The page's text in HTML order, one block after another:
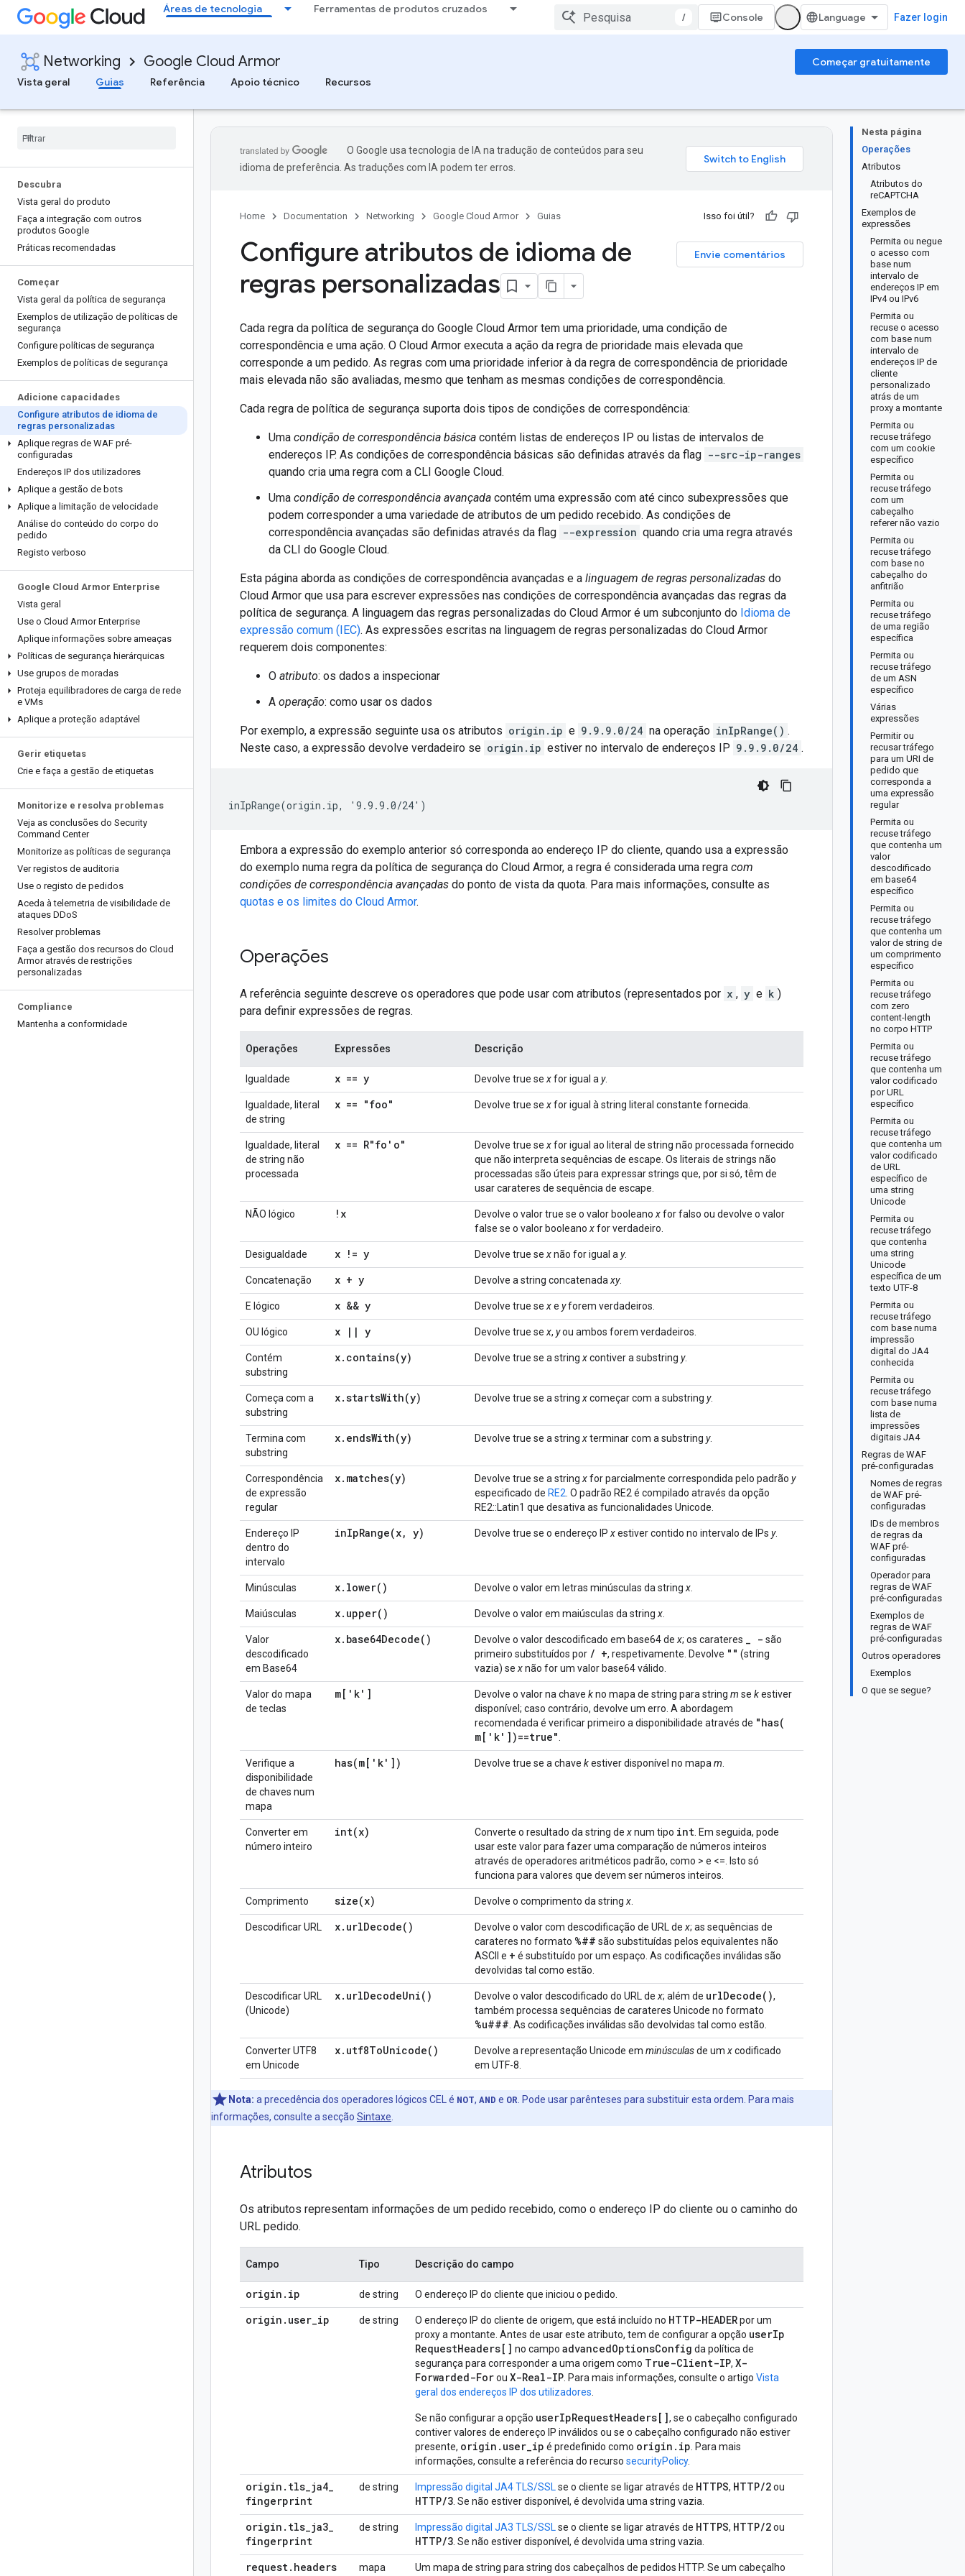
Áreas de tecnologia Ferramentas de produtos cruzados
/ Console Fazer login
Networking Google Cloud Armor
Começar gratuitamente
Vista geral
Guias Referência Apoio técnico Recursos
Descubra
Vista geral do produto
Faça a integração com outros
produtos Google
Práticas recomendadas
Começar
Vista geral da política de segurança
Exemplos de utilização de políticas de
segurança
Configure políticas de segurança
Exemplos de políticas de segurança
Adicione capacidades
Configure atributos de idioma de
regras personalizadas
Aplique regras de WAF pré-
configuradas
Endereços IP dos utilizadores
Aplique a gestão de bots
Aplique a limitação de velocidade
Análise do conteúdo do corpo do
pedido
Registo verboso
Google Cloud Armor Enterprise
Vista geral
Use o Cloud Armor Enterprise
Aplique informações sobre ameaças
Políticas de segurança hierárquicas
Use grupos de moradas
Proteja equilibradores de carga de rede
e VMs
Aplique a proteção adaptável
Gerir etiquetas
Crie e faça a gestão de etiquetas
Monitorize e resolva problemas
Veja as conclusões do Security
Command Center
Monitorize as políticas de segurança
Ver registos de auditoria
Use o registo de pedidos
Aceda à telemetria de visibilidade de
ataques DDoS
Resolver problemas
Faça a gestão dos recursos do Cloud
Armor através de restrições
personalizadas
Compliance
Mantenha a conformidade
Nesta página
Operações
Atributos
Atributos do
reCAPTCHA
Exemplos de
expressões
Permita ou negue
o acesso com
base num
intervalo de
endereços IP em
IPv4 ou IPv6
Permita ou
recuse o acesso
com base num
intervalo de
endereços IP de
cliente
personalizado
atrás de um
proxy a montante
Permita ou
recuse tráfego
com um cookie
específico
Permita ou
recuse tráfego
com um
cabeçalho
referer não vazio
Permita ou
recuse tráfego
com base no
cabeçalho do
anfitrião
Permita ou
recuse tráfego
de uma região
específica
Permita ou
recuse tráfego
de um ASN
específico
Várias
expressões
Permitir ou
recusar tráfego
para um URI de
pedido que
corresponda a
uma expressão
regular
Permita ou
recuse tráfego
que contenha um
valor
descodificado
em base64
específico
Permita ou
recuse tráfego
que contenha um
valor de string de
um comprimento
específico
Permita ou
recuse tráfego
com zero
content-length
no corpo HTTP
Permita ou
recuse tráfego
que contenha um
valor codificado
por URL
específico
Permita ou
recuse tráfego
que contenha um
valor codificado
de URL
específico de
uma string
Unicode
Permita ou
recuse tráfego
que contenha
uma string
Unicode
específica de um
texto UTF-8
Permita ou
recuse tráfego
com base numa
impressão
digital do JA4
conhecida
Permita ou
recuse tráfego
com base numa
lista de
impressões
digitais JA4
Regras de WAF
pré-configuradas
Nomes de regras
de WAF pré-
configuradas
IDs de membros
de regras da
WAF pré-
configuradas
Operador para
regras de WAF
pré-configuradas
Exemplos de
regras de WAF
pré-configuradas
Outros operadores
Exemplos
O que se segue?
O Google usa tecnologia de IA na tradução de conteúdos para seu
idioma de preferência. As traduções com IA podem ter erros.
Home Documentation Networking Google Cloud Armor Guias Isso foi útil?
Envie comentários
Configure atributos de idioma de
regras personalizadas
Cada regra da política de segurança do Google Cloud Armor tem uma prioridade, uma condição de
correspondência e uma ação. O Cloud Armor executa a ação da regra de prioridade mais elevada que
corresponde a um pedido. As regras com uma prioridade inferior à da regra de correspondência de prioridade
mais elevada não são avaliadas, mesmo que tenham as mesmas condições de correspondência.
Cada regra de política de segurança suporta dois tipos de condições de correspondência:
Uma condição de correspondência básica contém listas de endereços IP ou listas de intervalos de
endereços IP. As condições de correspondência básicas são definidas através da flag --src-ip-ranges
quando cria uma regra com a CLI Google Cloud.
Uma condição de correspondência avançada contém uma expressão com até cinco subexpressões que
podem corresponder a uma variedade de atributos de um pedido recebido. As condições de
correspondência avançadas são definidas através da flag --expression quando cria uma regra através
da CLI do Google Cloud.
Esta página aborda as condições de correspondência avançadas e a linguagem de regras personalizadas do
Cloud Armor que usa para escrever expressões nas condições de correspondência avançadas das regras da
política de segurança. A linguagem das regras personalizadas do Cloud Armor é um subconjunto do Idioma de
expressão comum (IEC). As expressões escritas na linguagem de regras personalizadas do Cloud Armor
requerem dois componentes:
O atributo: os dados a inspecionar
A operação: como usar os dados
Por exemplo, a expressão seguinte usa os atributos origin.ip e 9.9.9.0/24 na operação inIpRange() .
Neste caso, a expressão devolve verdadeiro se origin.ip estiver no intervalo de endereços IP 9.9.9.0/24 .
Embora a expressão do exemplo anterior só corresponda ao endereço IP do cliente, quando usa a expressão
do exemplo numa regra da política de segurança do Cloud Armor, a regra é considerada uma regra com
condições de correspondência avançadas do ponto de vista da quota. Para mais informações, consulte as
quotas e os limites do Cloud Armor.
Operações
A referência seguinte descreve os operadores que pode usar com atributos (representados por x , y e k )
para definir expressões de regras.
Operações Expressões Descrição
Igualdade x == y Devolve true se xfor igual a y.
Igualdade, literal
de string
x == "foo" Devolve true se xfor igual à string literal constante fornecida.
Igualdade, literal
de string não
processada
x == R"fo'o" Devolve true se xfor igual ao literal de string não processada fornecido
que não interpreta sequências de escape. Os literais de strings não
processadas são úteis para expressar strings que, por si só, têm de
usar carateres de sequência de escape.
NÃO lógico !x Devolve o valor true se o valor booleano xfor falso ou devolve o valor
false se o valor booleano xfor verdadeiro.
Desigualdade x != y Devolve true se xnão for igual a y.
Concatenação x + y Devolve a string concatenada xy.
E lógico x && y Devolve true se xe yforem verdadeiros.
OU lógico x | | y Devolve true se x, you ambos forem verdadeiros.
Contém
substring
x. contains(y) Devolve true se a string xcontiver a substring y.
Começa com a
substring
x.startsWith(y) Devolve true se a string xcomeçar com a substring y.
Termina com
substring
x. endsWith(y) Devolve true se a string xterminar com a substring y.
Correspondência
de expressão
regular
x. matches(y) Devolve true se a string xfor parcialmente correspondida pelo padrão y
especificado de RE2 . O padrão RE2 é compilado através da opção
RE2::Latin1 que desativa as funcionalidades Unicode.
Endereço IP
dentro do
intervalo
inIpRange(x, y) Devolve true se o endereço IP xestiver contido no intervalo de IPs y.
Minúsculas x. lower( ) Devolve o valor em letras minúsculas da string x
Maiúsculas x. upper( ) Devolve o valor em maiúsculas da string x
Valor
descodificado
em Base64
x. base64Decode( ) Devolve o valor descodificado em base64 de x; os carateres _ - são
primeiro substituídos por / +, respetivamente. Devolve "" (string
vazia) se xnão for um valor base64 válido.
Valor do mapa
de teclas
m['k'] Devolve o valor na chave kno mapa de string para string m se kestiver
disponível; caso contrário, devolve um erro. A abordagem
recomendada é verificar primeiro a disponibilidade através de "has(
m['k'])==true"
Verifique a
disponibilidade
de chaves num
mapa
has(m['k']) Devolve true se a chave kestiver disponível no mapa m
Converter em
número inteiro
int(x) Converte o resultado da string de xnum tipo int . Em seguida, pode
usar este valor para fazer uma comparação de números inteiros
através de operadores aritméticos padrão, como > e <=. Isto só
funciona para valores que devem ser números inteiros.
Comprimento size(x) Devolve o comprimento da string x
Descodificar URL x. urlDecode( ) Devolve o valor com descodificação de URL de x; as sequências de
carateres no formato %## são substituídas pelos equivalentes não
ASCII e + é substituído por um espaço. As codificações inválidas são
devolvidas tal como estão.
Descodificar URL
(Unicode)
x. urlDecodeUni( ) Devolve o valor descodificado do URL de x; além de urlDecode( ),
também processa sequências de carateres Unicode no formato
%u### . As codificações inválidas são devolvidas tal como estão.
Converter UTF8
em Unicode
x. utf8ToUnicode( ) Devolve a representação Unicode em minúsculasde um xcodificado
em UTF-8.
Nota: a precedência dos operadores lógicos CEL é NOT, AND e OR . Pode usar parênteses para substituir esta ordem. Para mais
informações, consulte a secção Sintaxe
Atributos
Os atributos representam informações de um pedido recebido, como o endereço IP do cliente ou o caminho do
URL pedido.
Campo Tipo Descrição do campo
origin . ip de string O endereço IP do cliente que iniciou o pedido.
origin . user_ip de string O endereço IP do cliente de origem, que está incluído no HTTP-HEADERpor um
proxy a montante. Antes de usar este atributo, tem de configurar a opção userIp
RequestHeaders[] no campo advancedOptionsConfig da política de
segurança para corresponder a uma origem como True-Client-IP, X-
Forwarded-Forou X-Real-IP . Para mais informações, consulte o artigo Vista
geral dos endereços IP dos utilizadores
Se não configurar a opção userIpRequestHeaders[], se o cabeçalho configurado
contiver valores de endereço IP inválidos ou se o cabeçalho configurado não estiver
presente, origin.user_ip é predefinido como origin.ip . Para mais
informações, consulte a referência do recurso securityPolicy.
origin . tls_ja4_
fingerprint
de string Impressão digital JA4 TLS/SSL se o cliente se ligar através de HTTPS, HTTP/2ou
HTTP/3 . Se não estiver disponível, é devolvida uma string vazia.
origin . tls_ja3_
fingerprint
de string Impressão digital JA3 TLS/SSL se o cliente se ligar através de HTTPS, HTTP/2ou
HTTP/3 . Se não estiver disponível, é devolvida uma string vazia.
request. headers mapa Um mapa de string para string dos cabeçalhos de pedidos HTTP. Se um cabeçalho